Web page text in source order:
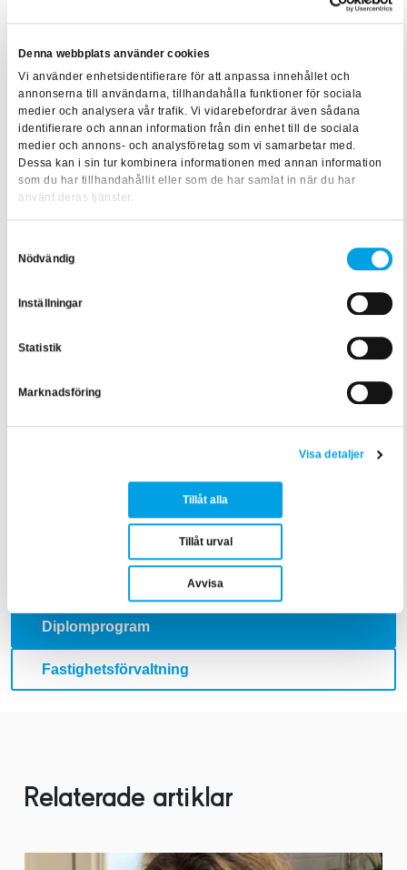
Denna webbplats använder cookies
Vi använder enhetsidentifierare för att anpassa innehållet och
annonserna till användarna, tillhandahålla funktioner för sociala
medier och analysera vår trafik. Vi vidarebefordrar även sådana
identifierare och annan information från din enhet till de sociala
medier och annons- och analysföretag som vi samarbetar med.
Dessa kan i sin tur kombinera informationen med annan information
som du har tillhandahållit eller som de har samlat in när du har
använt deras tjänster.
Nödvändig
Inställningar
Statistik
Marknadsföring
Visa detaljer
Tillåt alla
Tillåt urval
Avvisa
olika saker som händer för att kunna hantera vad som
Har du något medskick till framtida
deltagare som ska gå Diplomerad
fastighetsförvaltare?
– Alla som får chansen borde ta del av dessa
coachningstillfällen! Det har verkligen varit jättebra tillfällen
coachning innebär, men ge det en ärlig chans. Det kan
Klicka här
03ellerlillemor.runesson@bfab.se
Diplomprogram
Fastighetsförvaltning
Relaterade artiklar